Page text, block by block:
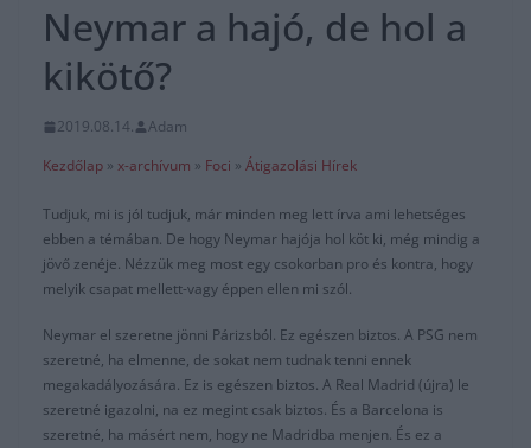
Neymar a hajó, de hol a
kikötő?
2019.08.14.
Adam
Kezdőlap » x-archívum » Foci » Átigazolási Hírek
Tudjuk, mi is jól tudjuk, már minden meg lett írva ami lehetséges
ebben a témában. De hogy Neymar hajója hol köt ki, még mindig a
jövő zenéje. Nézzük meg most egy csokorban pro és kontra, hogy
melyik csapat mellett-vagy éppen ellen mi szól.
Neymar el szeretne jönni Párizsból. Ez egészen biztos. A PSG nem
szeretné, ha elmenne, de sokat nem tudnak tenni ennek
megakadályozására. Ez is egészen biztos. A Real Madrid (újra) le
szeretné igazolni, na ez megint csak biztos. És a Barcelona is
szeretné, ha másért nem, hogy ne Madridba menjen. És ez a